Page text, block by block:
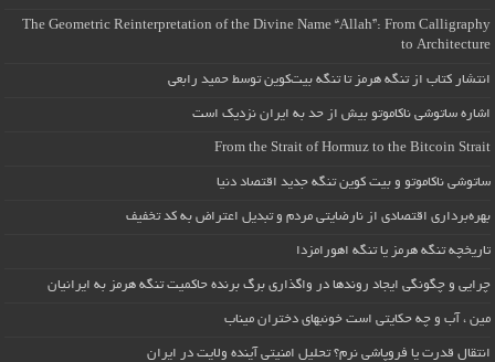
The Geometric Reinterpretation of the Divine Name “Allah”: From Calligraphy
to Architecture
انتشار کتاب از تنگه هرمز تا تنگه بیت‌کوین توسط حمید رابعی
اشاره ساتوشی ناکاموتو بیش از حد به ایران نزدیک است
From the Strait of Hormuz to the Bitcoin Strait
ساتوشی ناکاموتو و بیت کوین تنگه جدید اقتصاد دنیا
بهره‌برداری اقتصادی از نارضایتی مردم و تبدیل اعتراض به کد تخفیف
تاریخچه تنگه هرمز یا تنگه اهورامزدا
چرایی و چگونگی ایجاد روندها در واگذاری برگ برنده حاکمیت تنگه هرمز به ایرانیان
مین ، آب و چه حکایتی است خونبهای دختران میناب
انتقال قدرت یا فروپاشی نرم؟ تحلیل امنیتی آینده ولایت در ایران